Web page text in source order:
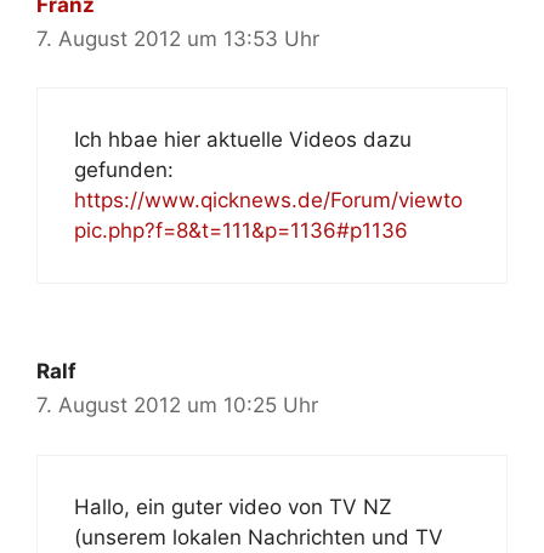
7. August 2012 um 13:53 Uhr
Ich hbae hier aktuelle Videos dazu
gefunden:
https://www.qicknews.de/Forum/viewto
pic.php?f=8&t=111&p=1136#p1136
Ralf
7. August 2012 um 10:25 Uhr
Hallo, ein guter video von TV NZ
(unserem lokalen Nachrichten und TV